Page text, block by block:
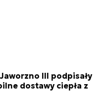
III podpisały
dostawy ciepła z